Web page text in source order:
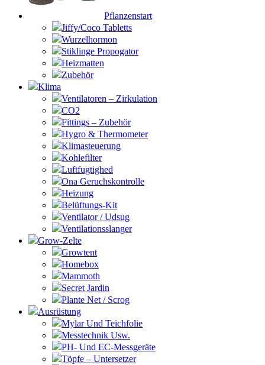
Pflanzenstart
Jiffy/Coco Tabletts
Wurzelhormon
Stiklinge Propogator
Heizmatten
Zubehör
Klima
Ventilatoren – Zirkulation
CO2
Fittings – Zubehör
Hygro & Thermometer
Klimasteuerung
Kohlefilter
Luftfugtighed
Ona Geruchskontrolle
Heizung
Belüftungs-Kit
Ventilator / Udsug
Ventilationsslanger
Grow-Zelte
Growtent
Homebox
Mammoth
Secret Jardin
Plante Net / Scrog
Ausrüstung
Mylar Und Teichfolie
Messtechnik Usw.
PH- Und EC-Messgeräte
Töpfe – Untersetzer